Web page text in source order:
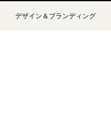
デザイン＆ブランディング